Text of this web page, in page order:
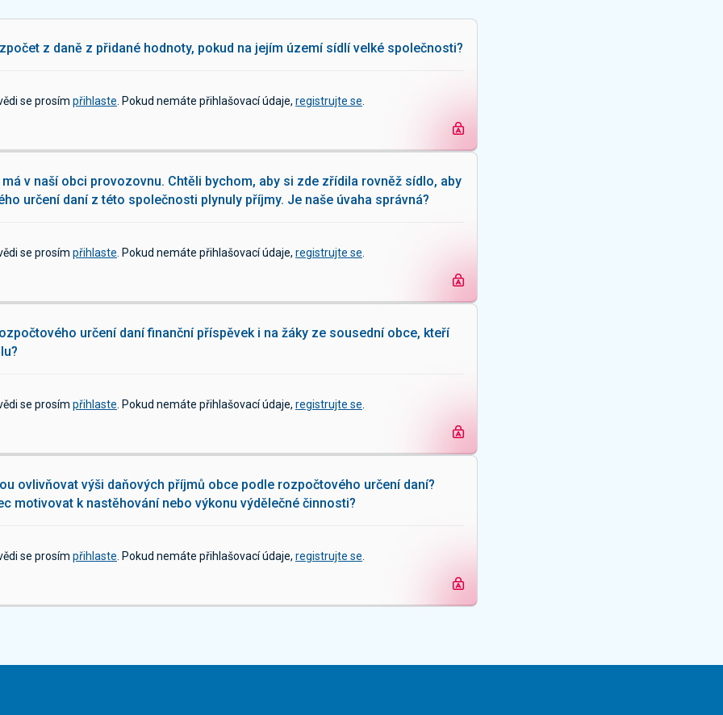
z daně z přidané hodnoty, pokud na jejím území sídlí velké společnosti?
se prosím přihlaste . Pokud nemáte přihlašovací údaje, registrujte se
v naší obci provozovnu. Chtěli bychom, aby si zde zřídila rovněž sídlo, aby
určení daní z této společnosti plynuly příjmy. Je naše úvaha správná?
se prosím přihlaste . Pokud nemáte přihlašovací údaje, registrujte se
určení daní finanční příspěvek i na žáky ze sousední obce, kteří
se prosím přihlaste . Pokud nemáte přihlašovací údaje, registrujte se
ovlivňovat výši daňových příjmů obce podle rozpočtového určení daní?
motivovat k nastěhování nebo výkonu výdělečné činnosti?
se prosím přihlaste . Pokud nemáte přihlašovací údaje, registrujte se